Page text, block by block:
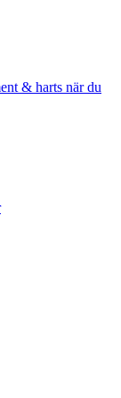
& harts när du